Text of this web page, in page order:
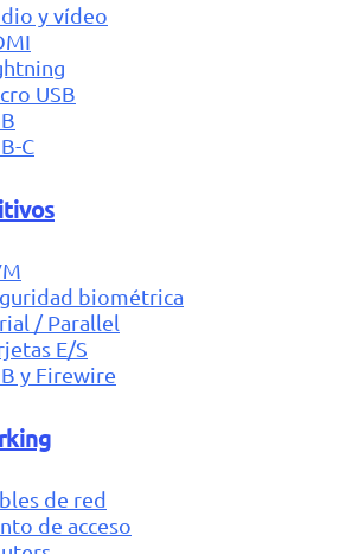
y vídeo
USB
C
biométrica
/ Parallel
E/S
y Firewire
de red
de acceso